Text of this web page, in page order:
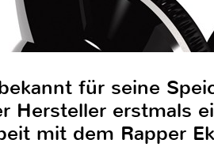
für seine
Hersteller erstmals
mit dem Rapper